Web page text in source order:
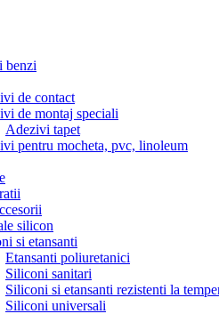
benzi
de contact
de montaj speciali
Adezivi tapet
pentru mocheta, pvc, linoleum
silicon
si etansanti
Etansanti poliuretanici
Siliconi sanitari
Siliconi si etansanti rezistenti la
Siliconi universali